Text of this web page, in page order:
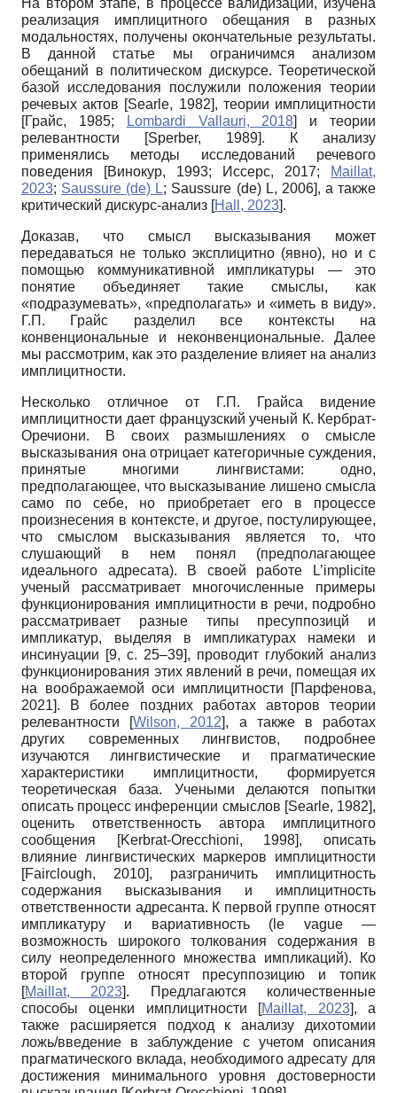
реализация имплицитного обещания в разных
модальностях, получены окончательные результаты.
В данной статье мы ограничимся анализом
обещаний в политическом дискурсе. Теоретической
базой исследования послужили положения теории
речевых актов [Searle, 1982], теории имплицитности
[Грайс, 1985; Lombardi Vallauri, 2018]
и теории
релевантности
[Sperber, 1989]. К анализу
применялись методы исследований речевого
поведения
[Винокур, 1993; Иссерс, 2017;
Maillat,
2023; Saussure (de) L; Saussure (de) L, 2006], а также
критический дискурс-анализ [Hall, 2023].
Доказав, что смысл высказывания может
передаваться не только эксплицитно (явно), но и с
помощью коммуникативной импликатуры — это
понятие объединяет такие смыслы, как
«подразумевать», «предполагать» и «иметь в виду».
Г.П. Грайс разделил все контексты на
конвенциональные и неконвенциональные. Далее
мы рассмотрим, как это разделение влияет на анализ
имплицитности.
Несколько отличное от Г.П. Грайса видение
имплицитности дает французский ученый К. Кербрат-
Оречиони. В своих размышлениях о смысле
высказывания она отрицает категоричные суждения,
принятые многими лингвистами: одно,
предполагающее, что высказывание лишено смысла
само по себе, но приобретает его в процессе
произнесения в контексте, и другое, постулирующее,
что смыслом высказывания является то, что
слушающий в нем понял (предполагающее
идеального адресата). В своей работе L’implicite
ученый рассматривает многочисленные примеры
функционирования имплицитности в речи, подробно
рассматривает разные типы пресуппозицй и
импликатур, выделяя в импликатурах намеки и
инсинуации [9, с. 25–39], проводит глубокий анализ
функционирования этих явлений в речи, помещая их
на воображаемой оси имплицитности
[Парфенова,
2021]. В более поздних работах авторов теории
релевантности
[Wilson, 2012], а также в работах
других современных лингвистов, подробнее
изучаются лингвистические и прагматические
характеристики имплицитности, формируется
теоретическая база. Учеными делаются попытки
описать процесс инференции смыслов [Searle, 1982],
оценить ответственность автора имплицитного
сообщения
[Kerbrat-Orecchioni, 1998], описать
влияние лингвистических маркеров имплицитности
[Fairclough, 2010], разграничить имплицитность
содержания высказывания и имплицитность
ответственности адресанта. К первой группе относят
импликатуру и вариативность (le vague —
возможность широкого толкования содержания в
силу неопределенного множества импликаций). Ко
второй группе относят пресуппозицию и топик
[Maillat, 2023]. Предлагаются количественные
способы оценки имплицитности
[Maillat, 2023], а
также расширяется подход к анализу дихотомии
ложь/введение в заблуждение с учетом описания
прагматического вклада, необходимого адресату для
достижения минимального уровня достоверности